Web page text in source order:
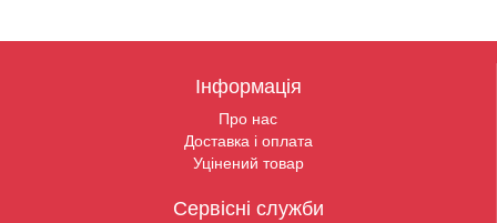
Інформація
Про нас
Доставка і оплата
Уцінений товар
Сервісні служби